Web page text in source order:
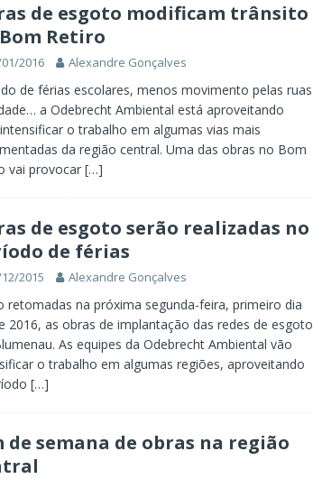
de esgoto modificam trânsito
Retiro
2016 Alexandre Gonçalves
de férias escolares, menos movimento pelas ruas
a Odebrecht Ambiental está aproveitando
o trabalho em algumas vias mais
da região central. Uma das obras no Bom
vai provocar […]
de esgoto serão realizadas no
de férias
2015 Alexandre Gonçalves
retomadas na próxima segunda-feira, primeiro dia
2016, as obras de implantação das redes de esgoto
As equipes da Odebrecht Ambiental vão
o trabalho em algumas regiões, aproveitando
[…]
de semana de obras na região